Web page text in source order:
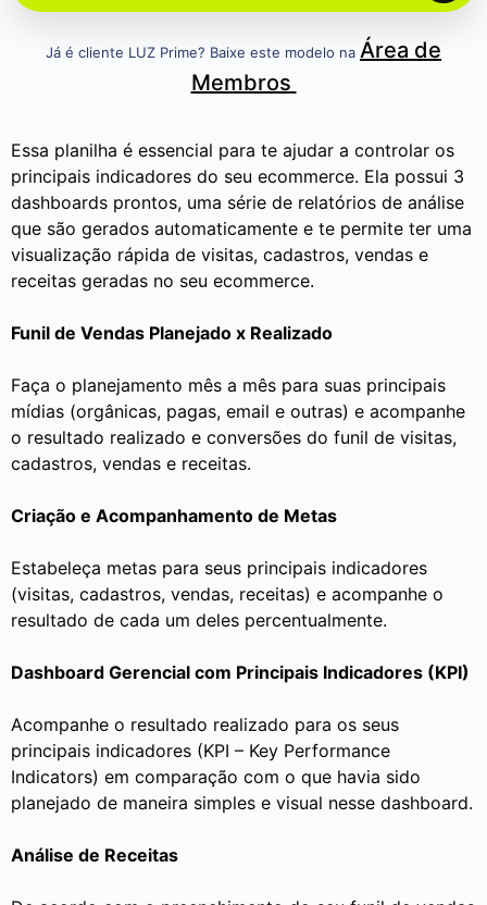
Já é cliente LUZ Prime? Baixe este modelo na Área de
Membros
Essa planilha é essencial para te ajudar a controlar os
principais indicadores do seu ecommerce. Ela possui 3
dashboards prontos, uma série de relatórios de análise
que são gerados automaticamente e te permite ter uma
visualização rápida de visitas, cadastros, vendas e
receitas geradas no seu ecommerce.
Funil de Vendas Planejado x Realizado
Faça o planejamento mês a mês para suas principais
mídias (orgânicas, pagas, email e outras) e acompanhe
o resultado realizado e conversões do funil de visitas,
cadastros, vendas e receitas.
Criação e Acompanhamento de Metas
Estabeleça metas para seus principais indicadores
(visitas, cadastros, vendas, receitas) e acompanhe o
resultado de cada um deles percentualmente.
Dashboard Gerencial com Principais Indicadores (KPI)
Acompanhe o resultado realizado para os seus
principais indicadores (KPI – Key Performance
Indicators) em comparação com o que havia sido
planejado de maneira simples e visual nesse dashboard.
Análise de Receitas